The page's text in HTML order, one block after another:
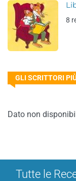
8
GLI SCRITTORI
Dato non
Tutte le